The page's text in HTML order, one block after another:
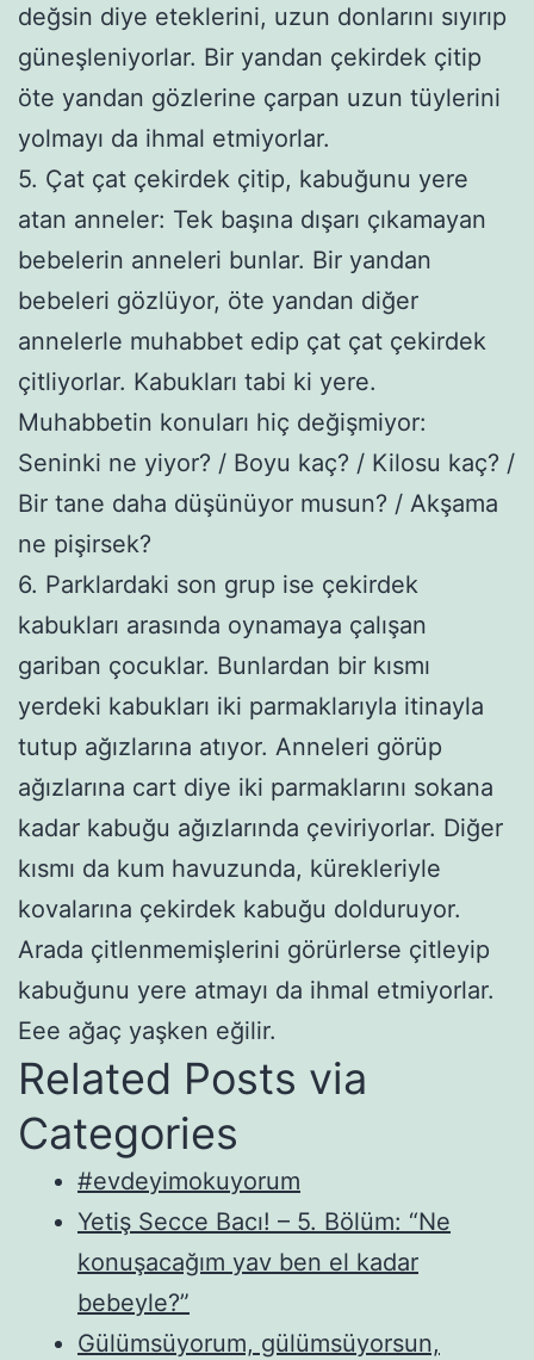
değsin diye eteklerini, uzun donlarını sıyırıp
güneşleniyorlar. Bir yandan çekirdek çitip
öte yandan gözlerine çarpan uzun tüylerini
yolmayı da ihmal etmiyorlar.
5. Çat çat çekirdek çitip, kabuğunu yere
atan anneler: Tek başına dışarı çıkamayan
bebelerin anneleri bunlar. Bir yandan
bebeleri gözlüyor, öte yandan diğer
annelerle muhabbet edip çat çat çekirdek
çitliyorlar. Kabukları tabi ki yere.
Muhabbetin konuları hiç değişmiyor:
Seninki ne yiyor? / Boyu kaç? / Kilosu kaç? /
Bir tane daha düşünüyor musun? / Akşama
ne pişirsek?
6. Parklardaki son grup ise çekirdek
kabukları arasında oynamaya çalışan
gariban çocuklar. Bunlardan bir kısmı
yerdeki kabukları iki parmaklarıyla itinayla
tutup ağızlarına atıyor. Anneleri görüp
ağızlarına cart diye iki parmaklarını sokana
kadar kabuğu ağızlarında çeviriyorlar. Diğer
kısmı da kum havuzunda, kürekleriyle
kovalarına çekirdek kabuğu dolduruyor.
Arada çitlenmemişlerini görürlerse çitleyip
kabuğunu yere atmayı da ihmal etmiyorlar.
Eee ağaç yaşken eğilir.
Related Posts via
Categories
#evdeyimokuyorum
Yetiş Secce Bacı! – 5. Bölüm: “Ne
konuşacağım yav ben el kadar
bebeyle?”
Gülümsüyorum, gülümsüyorsun,